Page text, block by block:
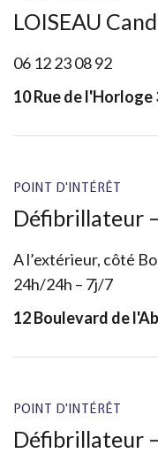
LOISEAU
06 12 23 08 92
10 Rue de
POINT D'INTÉRÊT
Défibrillateur
A l’extérieur, côté
24h/24h – 7j/7
12 Boulevard de
POINT D'INTÉRÊT
Défibrillateur